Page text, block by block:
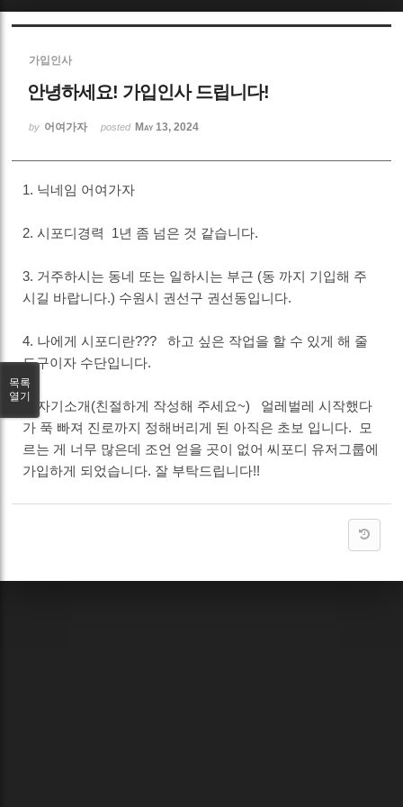
가입인사
안녕하세요! 가입인사 드립니다!
by 어여가자 posted May 13, 2024
1. 닉네임 어여가자
2. 시포디경력 1년 좀 넘은 것 같습니다.
3. 거주하시는 동네 또는 일하시는 부근 (동 까지 기입해 주
시길 바랍니다.) 수원시 권선구 권선동입니다.
4. 나에게 시포디란??? 하고 싶은 작업을 할 수 있게 해 줄
도구이자 수단입니다.
5. 자기소개(친절하게 작성해 주세요~) 얼레벌레 시작했다
가 푹 빠져 진로까지 정해버리게 된 아직은 초보 입니다. 모
르는 게 너무 많은데 조언 얻을 곳이 없어 씨포디 유저그룹에
가입하게 되었습니다. 잘 부탁드립니다!!
목록
열기
Sketchbook5, 스케치북5
Sketchbook5, 스케치북5